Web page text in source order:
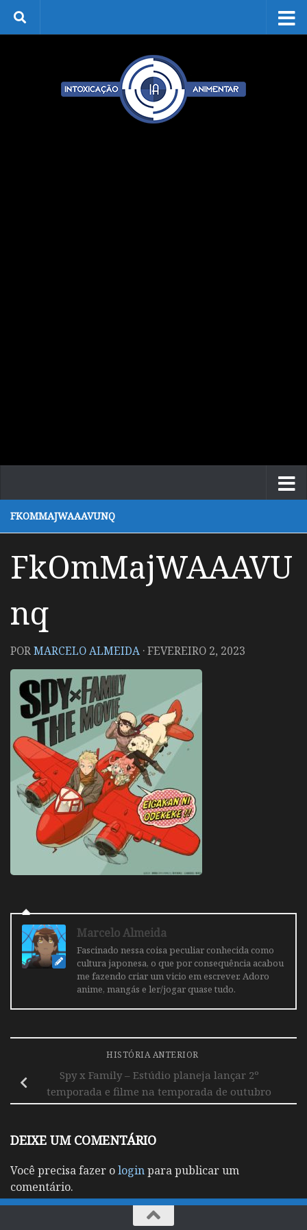
Skip to content
FKOMMAJWAAAVUNQ
FkOmMajWAAAVU
nq
PORMARCELO ALMEIDA ·FEVEREIRO 2, 2023
Marcelo Almeida
Fascinado nessa coisa peculiar conhecida como
cultura japonesa, o que por consequência acabou
me fazendo criar um vicio em escrever. Adoro
anime, mangás e ler/jogar quase tudo.
HISTÓRIA ANTERIOR
Spy x Family – Estúdio planeja lançar 2º
temporada e filme na temporada de outubro
DEIXE UM COMENTÁRIO
Você precisa fazer ologinpara publicar um
comentário.